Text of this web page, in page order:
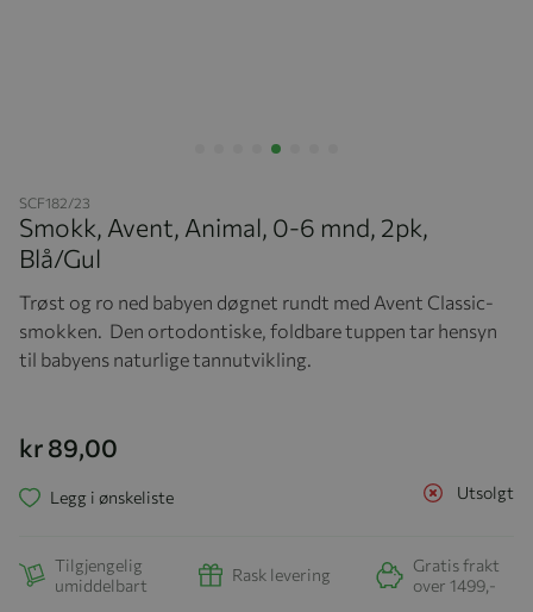
SCF182/23
Smokk, Avent, Animal, 0-6 mnd, 2pk,
Blå/Gul
Trøst og ro ned babyen døgnet rundt med Avent Classic-
smokken. Den ortodontiske, foldbare tuppen tar hensyn
til babyens naturlige tannutvikling.
kr 89,00
Utsolgt
Legg i ønskeliste
Tilgjengelig
umiddelbart
Rask levering
Gratis frakt
over 1499,-